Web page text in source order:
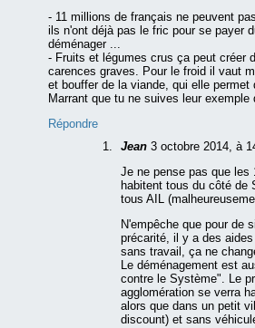
- 11 millions de français ne peuvent
ils n'ont déjà pas le fric pour se payer
déménager ...
- Fruits et légumes crus ça peut créer
carences graves. Pour le froid il vaut
et bouffer de la viande, qui elle permet
Marrant que tu ne suives leur exemple
Répondre
Jean 3 octobre 2014, à
Je ne pense pas que les
habitent tous du côté de
tous AIL
N'empêche que pour de
précarité, il y a des
sans travail, ça ne
Le déménagement est
contre le Système". Le
agglomération se verra
alors que dans un petit
discount) et sans